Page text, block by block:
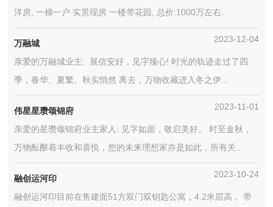
洋房, 一梯一户 实景现房 一楼带花园, 总价:1000万左右.
万融城 2023-12-04
亲爱的万融城业主: 展信安好，见字臻心! 时光的轨迹走过了四
季，春华、夏繁、秋实悄然 离去，万物收藏进入冬之伊...
伟星星瓒颂锦府 2023-11-01
亲爱的星瓒颂锦府业主家人: 见字如面，敬启美好。 时至金秋，
万物酝酿着丰收和喜悦，您的未来理想家亦是如此，所有关...
融创运河印 2023-10-24
融创运河印目前在售建面51方双门双钥匙公寓，4.2米层高， 带